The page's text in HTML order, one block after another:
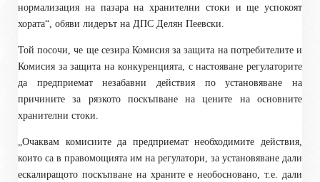
нормализация на пазара на хранителни стоки и ще успокоят
хората“, обяви лидерът на ДПС Делян Пеевски.
Той посочи, че ще сезира Комисия за защита на потребителите и
Комисия за защита на конкуренцията, с настояване регулаторите
да предприемат незабавни действия по установяване на
причините за рязкото поскъпване на цените на основните
хранителни стоки.
„Очаквам комисиите да предприемат необходимите действия,
които са в правомощията им на регулатори, за установяване дали
ескалиращото поскъпване на храните е необосновано, т.е. дали